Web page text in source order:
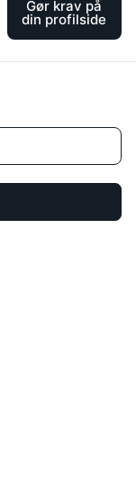
Gør krav på
din profilside